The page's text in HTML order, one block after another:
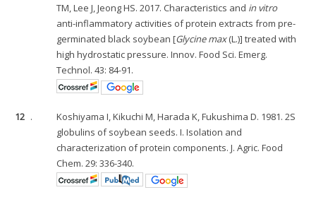
TM, Lee J, Jeong HS. 2017. Characteristics and in vitro
anti-inflammatory activities of protein extracts from pre-
germinated black soybean [Glycine max(L.)] treated with
high hydrostatic pressure. Innov. Food Sci. Emerg.
Technol. 43: 84-91.
12 .
Koshiyama I, Kikuchi M, Harada K, Fukushima D. 1981. 2S
globulins of soybean seeds. I. Isolation and
characterization of protein components. J. Agric. Food
Chem. 29: 336-340.